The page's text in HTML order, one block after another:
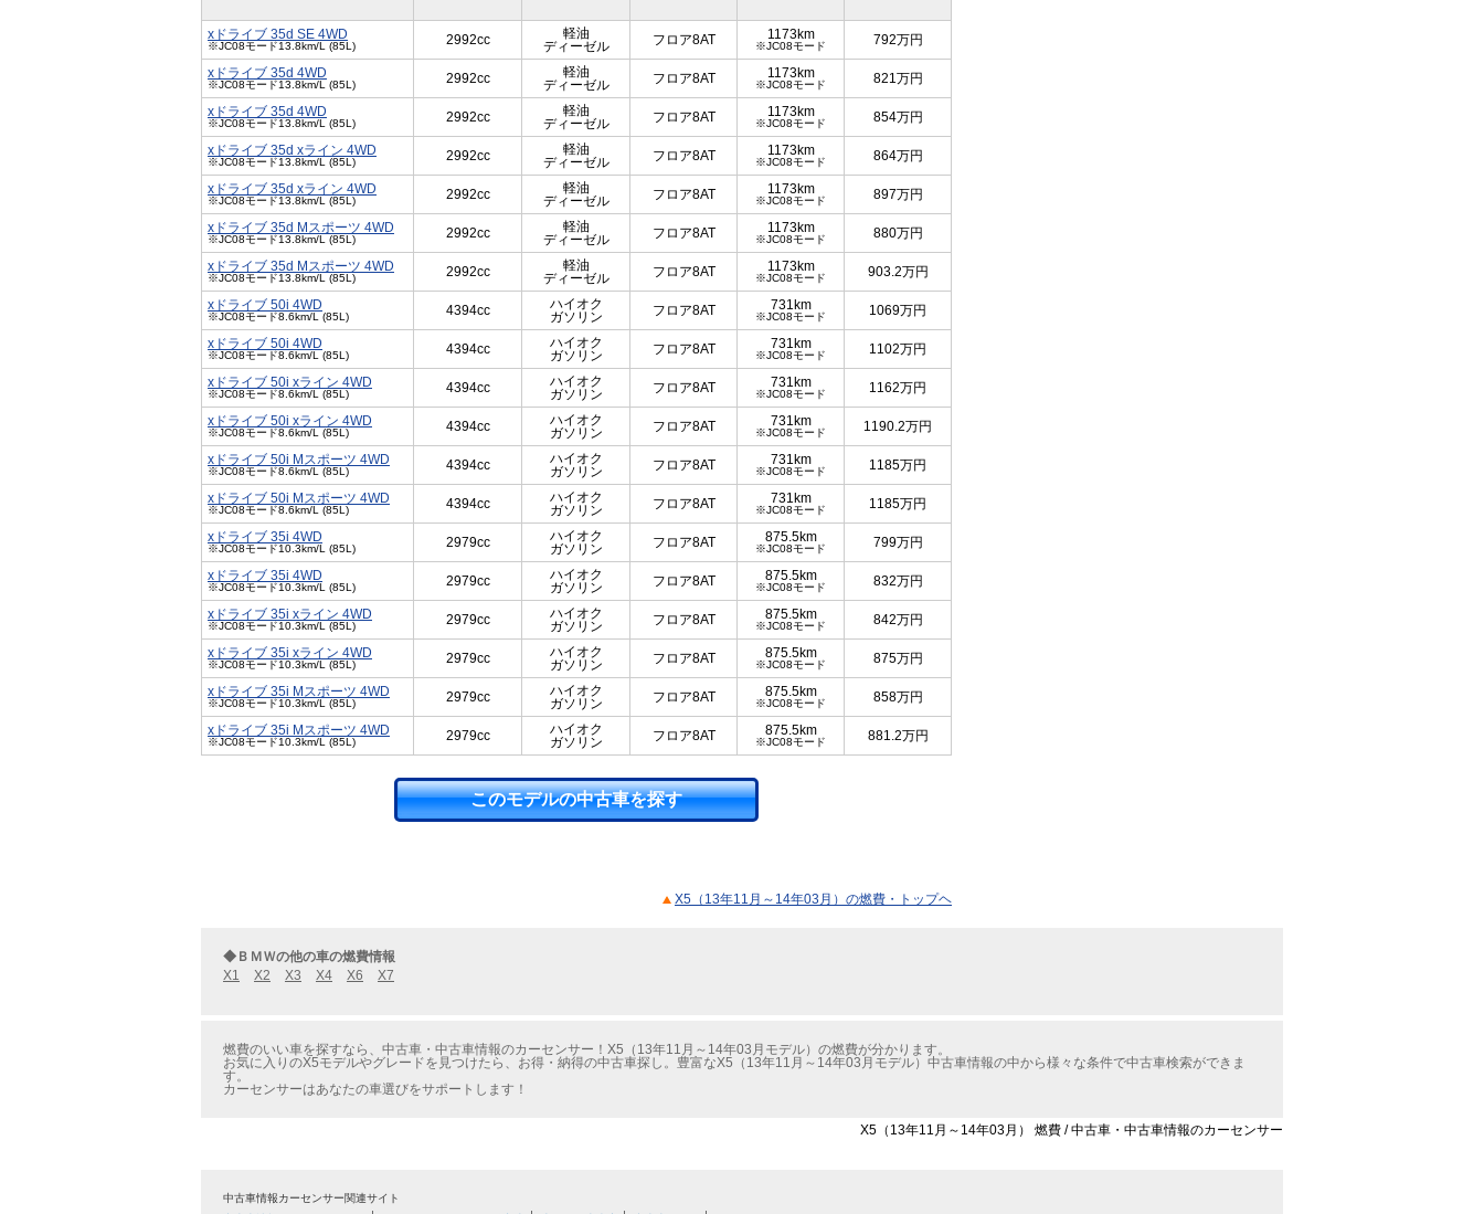
xドライブ 35d SE 4WD
※JC08モード13.8km/L (85L) 2992cc
軽油
ディーゼル
フロア8AT 1173km
※JC08モード 792万円
xドライブ 35d 4WD
※JC08モード13.8km/L (85L) 2992cc
軽油
ディーゼル
フロア8AT 1173km
※JC08モード 821万円
xドライブ 35d 4WD
※JC08モード13.8km/L (85L) 2992cc
軽油
ディーゼル
フロア8AT 1173km
※JC08モード 854万円
xドライブ 35d xライン 4WD
※JC08モード13.8km/L (85L) 2992cc
軽油
ディーゼル
フロア8AT 1173km
※JC08モード 864万円
xドライブ 35d xライン 4WD
※JC08モード13.8km/L (85L) 2992cc
軽油
ディーゼル
フロア8AT 1173km
※JC08モード 897万円
xドライブ 35d Mスポーツ 4WD
※JC08モード13.8km/L (85L) 2992cc
軽油
ディーゼル
フロア8AT 1173km
※JC08モード 880万円
xドライブ 35d Mスポーツ 4WD
※JC08モード13.8km/L (85L) 2992cc
軽油
ディーゼル
フロア8AT 1173km
※JC08モード 903.2万円
xドライブ 50i 4WD
※JC08モード8.6km/L (85L) 4394cc
ハイオク
ガソリン
フロア8AT 731km
※JC08モード 1069万円
xドライブ 50i 4WD
※JC08モード8.6km/L (85L) 4394cc
ハイオク
ガソリン
フロア8AT 731km
※JC08モード 1102万円
xドライブ 50i xライン 4WD
※JC08モード8.6km/L (85L) 4394cc
ハイオク
ガソリン
フロア8AT 731km
※JC08モード 1162万円
xドライブ 50i xライン 4WD
※JC08モード8.6km/L (85L) 4394cc
ハイオク
ガソリン
フロア8AT 731km
※JC08モード 1190.2万円
xドライブ 50i Mスポーツ 4WD
※JC08モード8.6km/L (85L) 4394cc
ハイオク
ガソリン
フロア8AT 731km
※JC08モード 1185万円
xドライブ 50i Mスポーツ 4WD
※JC08モード8.6km/L (85L) 4394cc
ハイオク
ガソリン
フロア8AT 731km
※JC08モード 1185万円
xドライブ 35i 4WD
※JC08モード10.3km/L (85L) 2979cc
ハイオク
ガソリン
フロア8AT 875.5km
※JC08モード 799万円
xドライブ 35i 4WD
※JC08モード10.3km/L (85L) 2979cc
ハイオク
ガソリン
フロア8AT 875.5km
※JC08モード 832万円
xドライブ 35i xライン 4WD
※JC08モード10.3km/L (85L) 2979cc
ハイオク
ガソリン
フロア8AT 875.5km
※JC08モード 842万円
xドライブ 35i xライン 4WD
※JC08モード10.3km/L (85L) 2979cc
ハイオク
ガソリン
フロア8AT 875.5km
※JC08モード 875万円
xドライブ 35i Mスポーツ 4WD
※JC08モード10.3km/L (85L) 2979cc
ハイオク
ガソリン
フロア8AT 875.5km
※JC08モード 858万円
xドライブ 35i Mスポーツ 4WD
※JC08モード10.3km/L (85L) 2979cc
ハイオク
ガソリン
フロア8AT 875.5km
※JC08モード 881.2万円
このモデルの中古車を探す
X5（13年11月～14年03月）の燃費・トップヘ
◆ＢＭＷの他の車の燃費情報
X1
X2 X3 X4 X6 X7
燃費のいい車を探すなら、中古車・中古車情報のカーセンサー！X5（13年11月～14年03月モデル）の燃費が分かります。
お気に入りのX5モデルやグレードを見つけたら、お得・納得の中古車探し。豊富なX5（13年11月～14年03月モデル）中古車情報の中から様々な条件で中古車検索ができま
す。
カーセンサーはあなたの車選びをサポートします！
X5（13年11月～14年03月） 燃費 / 中古車・中古車情報のカーセンサー
中古車情報カーセンサー関連サイト